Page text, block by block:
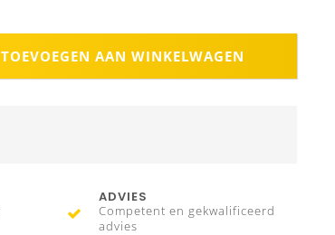
TOEVOEGEN AAN WINKELWAGEN
ADVIES
Competent en gekwalificeerd
advies